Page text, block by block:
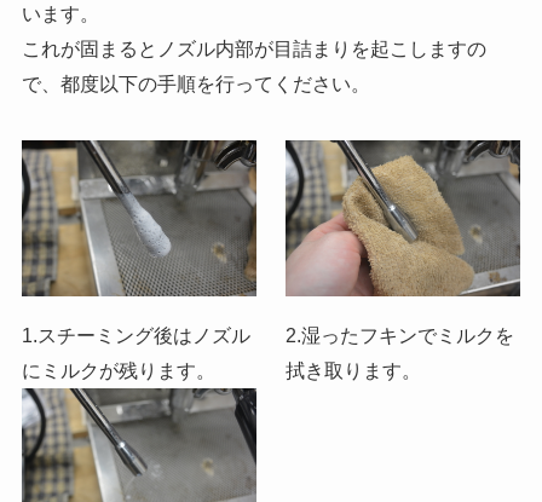
います。
これが固まるとノズル内部が目詰まりを起こしますの
で、都度以下の手順を行ってください。
1.スチーミング後はノズル
にミルクが残ります。
2.湿ったフキンでミルクを
拭き取ります。